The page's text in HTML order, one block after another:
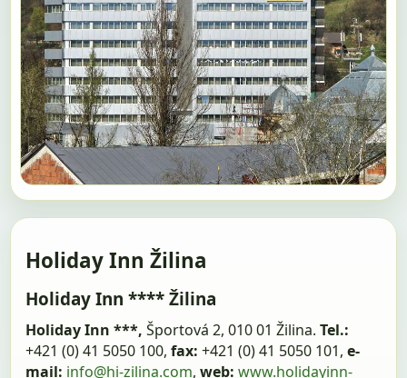
Holiday Inn Žilina
Holiday Inn **** Žilina
Holiday Inn ***, Športová 2, 010 01 Žilina.Tel.:
+421 (0) 41 5050 100,fax: +421 (0) 41 5050 101,e-
mail: info@hi-zilina.com,web: www.holidayinn-